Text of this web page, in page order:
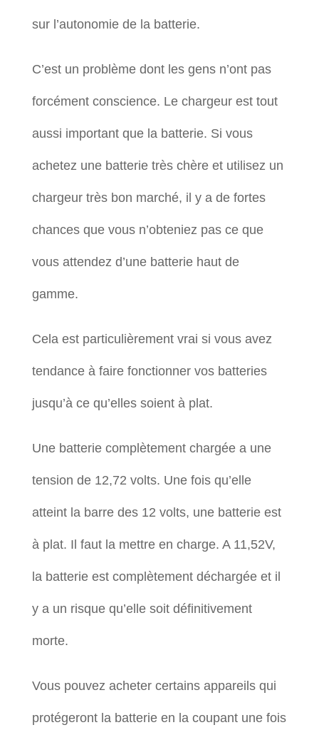
sur l’autonomie de la batterie.
C’est un problème dont les gens n’ont pas
forcément conscience. Le chargeur est tout
aussi important que la batterie. Si vous
achetez une batterie très chère et utilisez un
chargeur très bon marché, il y a de fortes
chances que vous n’obteniez pas ce que
vous attendez d’une batterie haut de
gamme.
Cela est particulièrement vrai si vous avez
tendance à faire fonctionner vos batteries
jusqu’à ce qu’elles soient à plat.
Une batterie complètement chargée a une
tension de 12,72 volts. Une fois qu’elle
atteint la barre des 12 volts, une batterie est
à plat. Il faut la mettre en charge. A 11,52V,
la batterie est complètement déchargée et il
y a un risque qu’elle soit définitivement
morte.
Vous pouvez acheter certains appareils qui
protégeront la batterie en la coupant une fois